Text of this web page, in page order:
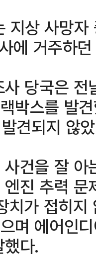
지상 사망
에 거주하
당국은
박스를 발
견되지 않
건을 잘
진 추력
치가 접히
며 에어인
다.